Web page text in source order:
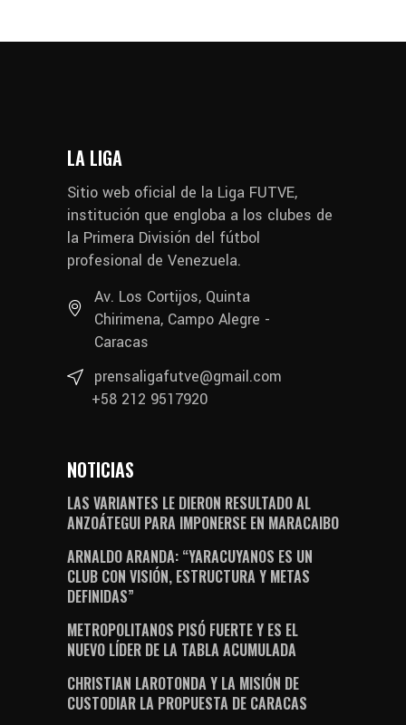
LA LIGA
Sitio web oficial de la Liga FUTVE,
institución que engloba a los clubes de
la Primera División del fútbol
profesional de Venezuela.
Av. Los Cortijos, Quinta
Chirimena, Campo Alegre -
Caracas
prensaligafutve@gmail.com
+58 212 9517920
NOTICIAS
LAS VARIANTES LE DIERON RESULTADO AL
ANZOÁTEGUI PARA IMPONERSE EN MARACAIBO
ARNALDO ARANDA: “YARACUYANOS ES UN
CLUB CON VISIÓN, ESTRUCTURA Y METAS
DEFINIDAS”
METROPOLITANOS PISÓ FUERTE Y ES EL
NUEVO LÍDER DE LA TABLA ACUMULADA
CHRISTIAN LAROTONDA Y LA MISIÓN DE
CUSTODIAR LA PROPUESTA DE CARACAS